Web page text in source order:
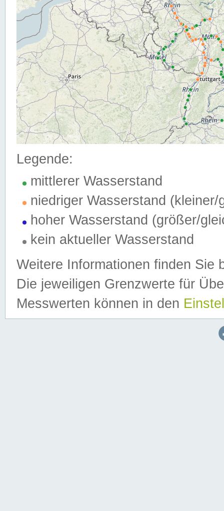
Legende:
mittlerer Wasserstand
niedriger Wasserstand (kleiner/
hoher Wasserstand (größer/
kein aktueller Wasserstand
Weitere Informationen finden Sie
Die jeweiligen Grenzwerte für
Messwerten können in den